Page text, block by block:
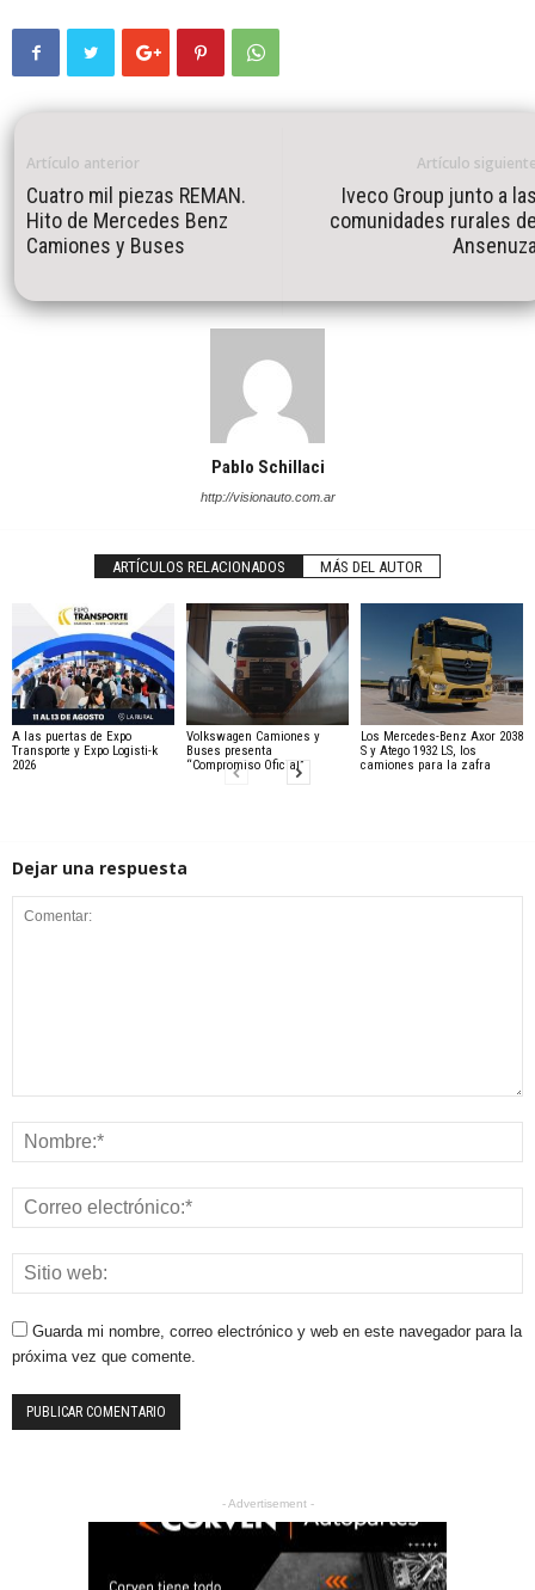
Artículo anterior
Cuatro mil piezas REMAN.
Hito de Mercedes Benz
Camiones y Buses
Artículo
Iveco Group junto a
comunidades rurales
Pablo Schillaci
http://visionauto.com.ar
ARTÍCULOS RELACIONADOS MÁS DEL AUTOR
A las puertas de Expo
Transporte y Expo Logisti-k
2026
Volkswagen Camiones y
Buses presenta
“Compromiso Oficial”
Los Mercedes-Benz Axor 2038
S y Atego 1932 LS, los
camiones para la zafra
Dejar una respuesta
Guarda mi nombre, correo electrónico y web en este navegador para la
próxima vez que comente.
- Advertisement -